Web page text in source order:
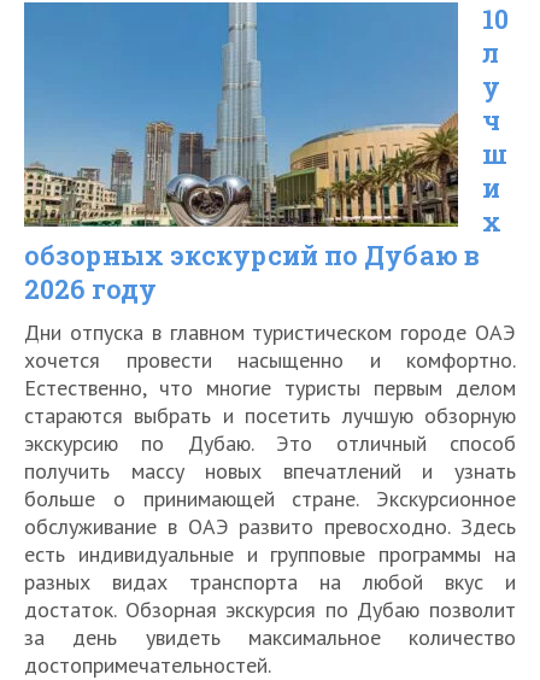
окрестностей
10
л
у
ч
ш
и
х
обзорных экскурсий по Дубаю в
2026 году
Дни отпуска в главном туристическом городе ОАЭ
хочется провести насыщенно и комфортно.
Естественно, что многие туристы первым делом
стараются выбрать и посетить лучшую обзорную
экскурсию по Дубаю. Это отличный способ
получить массу новых впечатлений и узнать
больше о принимающей стране. Экскурсионное
обслуживание в ОАЭ развито превосходно. Здесь
есть индивидуальные и групповые программы на
разных видах транспорта на любой вкус и
достаток. Обзорная экскурсия по Дубаю позволит
за день увидеть максимальное количество
достопримечательностей.